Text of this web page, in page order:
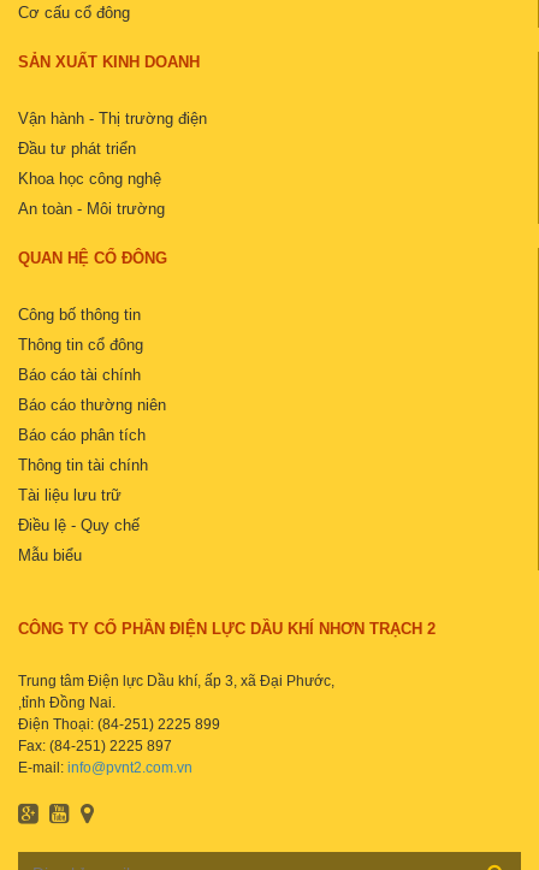
Cơ cấu cổ đông
SẢN XUẤT KINH DOANH
Vận hành - Thị trường điện
Đầu tư phát triển
Khoa học công nghệ
An toàn - Môi trường
QUAN HỆ CỔ ĐÔNG
Công bố thông tin
Thông tin cổ đông
Báo cáo tài chính
Báo cáo thường niên
Báo cáo phân tích
Thông tin tài chính
Tài liệu lưu trữ
Điều lệ - Quy chế
Mẫu biểu
CÔNG TY CỔ PHẦN ĐIỆN LỰC DẦU KHÍ NHƠN TRẠCH 2
Trung tâm Điện lực Dầu khí, ấp 3, xã Đại Phước,
,tỉnh Đồng Nai.
Điện Thoại: (84-251) 2225 899
Fax: (84-251) 2225 897
E-mail: info@pvnt2.com.vn